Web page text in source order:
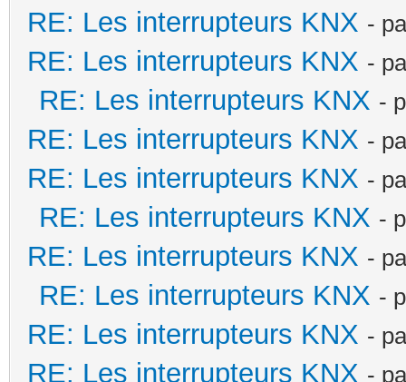
RE: Les interrupteurs KNX -
RE: Les interrupteurs KNX -
RE: Les interrupteurs KNX -
RE: Les interrupteurs KNX -
RE: Les interrupteurs KNX -
RE: Les interrupteurs KNX -
RE: Les interrupteurs KNX -
RE: Les interrupteurs KNX -
RE: Les interrupteurs KNX -
RE: Les interrupteurs KNX -